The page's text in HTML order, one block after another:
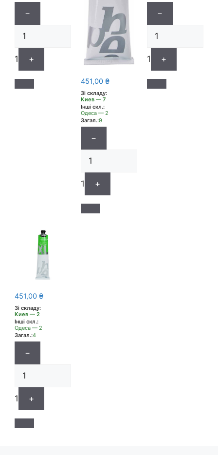
−
1 +
451,00 ₴
Зі складу:
Киев — 7
Інші скл.:
Одеса — 2
Загал.:9
−
1 +
−
1 +
451,00 ₴
Зі складу:
Киев — 2
Інші скл.:
Одеса — 2
Загал.:4
−
1 +